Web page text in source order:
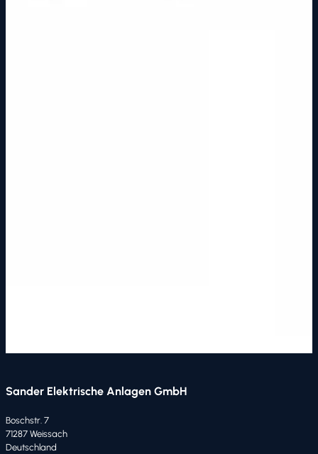
Sander Elektrische Anlagen GmbH
Boschstr. 7
71287 Weissach
Deutschland